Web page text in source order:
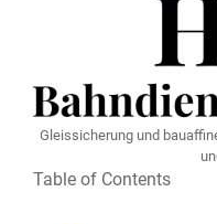
Gleissicherung und
Table of Contents